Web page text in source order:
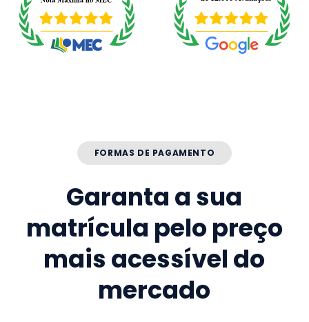
FORMAS DE PAGAMENTO
Garanta a sua
matrícula pelo preço
mais acessível do
mercado